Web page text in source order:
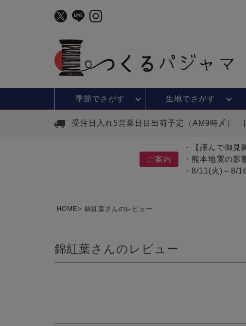
季節でさがす 生地でさがす
受注日入れ5営業日目出荷予定（AM9時〆）
ご案内
・【謹んで御
・熊本地震の
・8/11(火)～8/
HOME 錦紅葉さんのレビュー
錦紅葉さんのレビュー